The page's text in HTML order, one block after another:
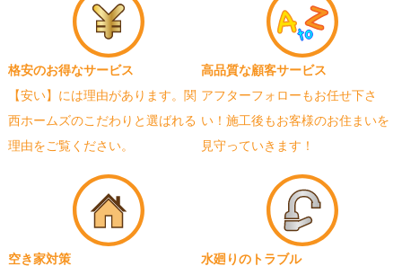
格安のお得なサービス
【安い】には理由があります。関
西ホームズのこだわりと選ばれる
理由をご覧ください。
高品質な顧客サービス
アフターフォローもお任せ下さ
い！施工後もお客様のお住まいを
見守っていきます！
空き家対策
水廻りのトラブル